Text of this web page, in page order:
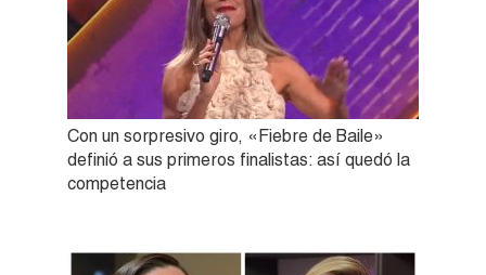
Con un sorpresivo giro, «Fiebre de Baile»
definió a sus primeros finalistas: así quedó la
competencia